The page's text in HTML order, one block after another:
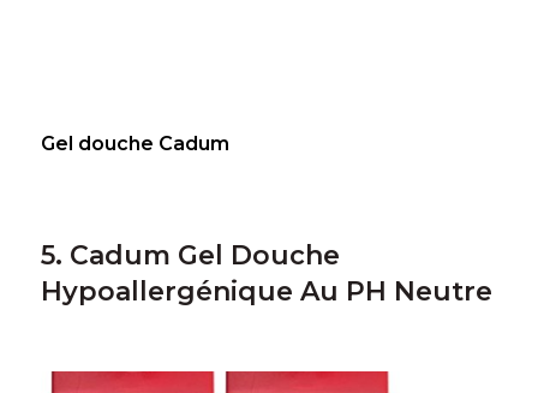
Gel douche Cadum
5. Cadum Gel Douche
Hypoallergénique Au PH Neutre